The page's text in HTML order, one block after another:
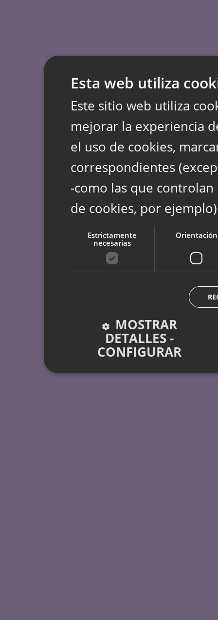
Esta web utiliza
Este sitio web utiliza
mejorar la experiencia
el uso de cookies,
correspondientes
-como las que
de cookies, por
Estrictamente
necesarias
Orientación
MOSTRAR
DETALLES -
CONFIGURAR